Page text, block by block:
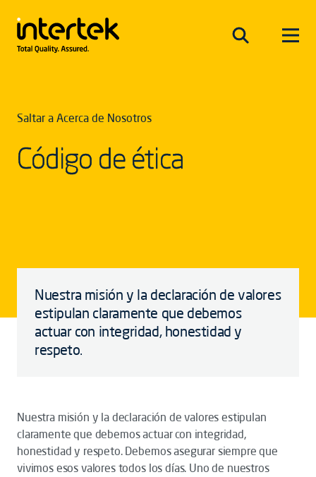
Saltar a Acerca de Nosotros
Código de ética
Nuestra misión y la declaración de valores
estipulan claramente que debemos
actuar con integridad, honestidad y
respeto.
Nuestra misión y la declaración de valores estipulan
claramente que debemos actuar con integridad,
honestidad y respeto. Debemos asegurar siempre que
vivimos esos valores todos los días. Uno de nuestros